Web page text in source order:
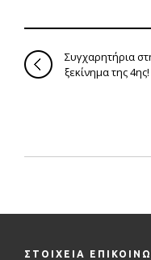
Συγχαρητήρια
ξεκίνημα της 4ης!
ΣΤΟΙΧΕΙΑ